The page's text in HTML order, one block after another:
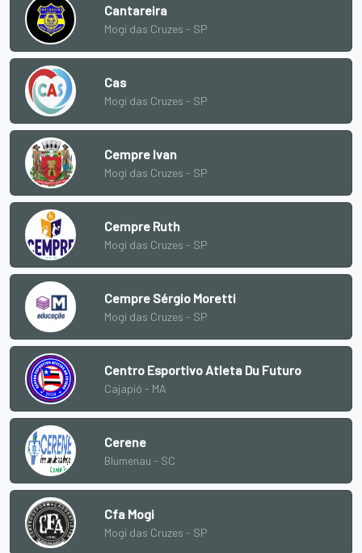
Cantareira
Mogi das Cruzes - SP
Cas
Mogi das Cruzes - SP
Cempre Ivan
Mogi das Cruzes - SP
Cempre Ruth
Mogi das Cruzes - SP
Cempre Sérgio Moretti
Mogi das Cruzes - SP
Centro Esportivo Atleta Du Futuro
Cajapió - MA
Cerene
Blumenau - SC
Cfa Mogi
Mogi das Cruzes - SP